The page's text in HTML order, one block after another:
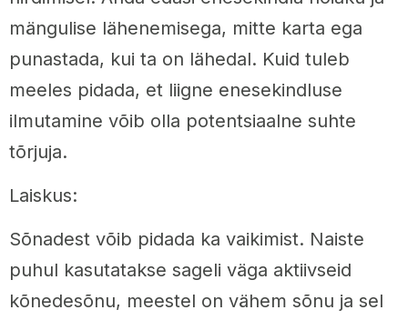
mängulise lähenemisega, mitte karta ega
punastada, kui ta on lähedal. Kuid tuleb
meeles pidada, et liigne enesekindluse
ilmutamine võib olla potentsiaalne suhte
tõrjuja.
Laiskus:
Sõnadest võib pidada ka vaikimist. Naiste
puhul kasutatakse sageli väga aktiivseid
kõnedesõnu, meestel on vähem sõnu ja sel